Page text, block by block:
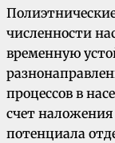
численности
временную
процессов в
счет
потенциала